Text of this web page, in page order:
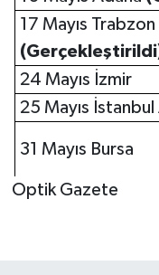
17 Mayıs Trabzon
24 Mayıs İzmir
25 Mayıs İstanbul
31 Mayıs Bursa
Optik Gazete